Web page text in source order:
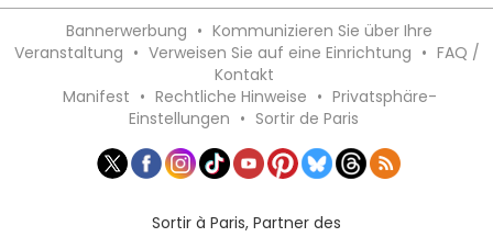
Bannerwerbung • Kommunizieren Sie über Ihre
Veranstaltung • Verweisen Sie auf eine Einrichtung • FAQ /
Kontakt
Manifest • Rechtliche Hinweise • Privatsphäre-
Einstellungen • Sortir de Paris
Sortir à Paris, Partner des